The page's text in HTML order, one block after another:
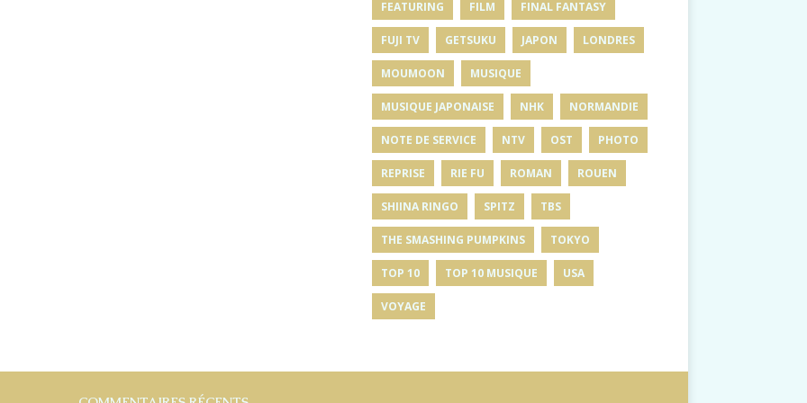
FEATURING FILM FINAL FANTASY
FUJI TV GETSUKU JAPON LONDRES
MOUMOON MUSIQUE
MUSIQUE JAPONAISE NHK NORMANDIE
NOTE DE SERVICE NTV OST PHOTO
REPRISE RIE FU ROMAN ROUEN
SHIINA RINGO SPITZ TBS
THE SMASHING PUMPKINS TOKYO
TOP 10 TOP 10 MUSIQUE USA
VOYAGE